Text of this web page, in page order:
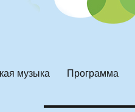
музыка Программа